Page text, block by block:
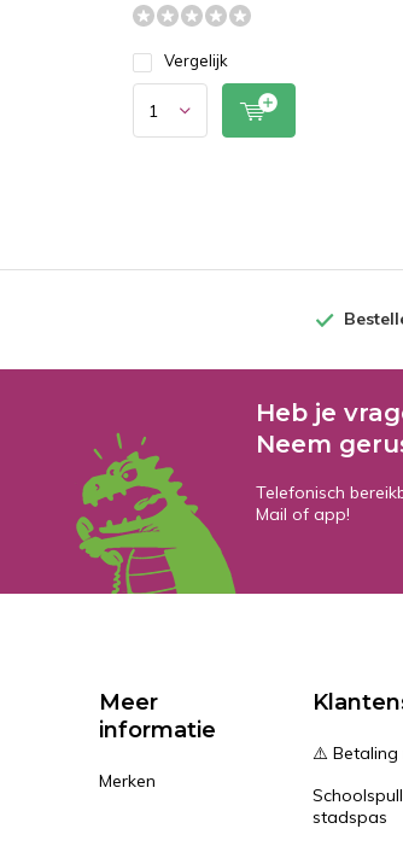
Vergelijk
Heb je
Neem
Telefonisch
Mail of app!
Meer
informatie
Merken
⚠️ Betaling
stadspas